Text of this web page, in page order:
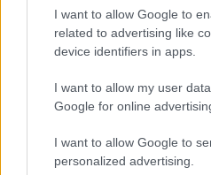
I want to allow Google to
related to advertising like
device identifiers in apps.
I want to allow my user
Google for online
I want to allow Google to
personalized advertising.
Τα μέχρι στιγμής
ορισμένες άλλες
όπως η McDonald's και η
αυτοκινητοβιομηχανία
πούλησαν τα
εντελώς τη χώρα.